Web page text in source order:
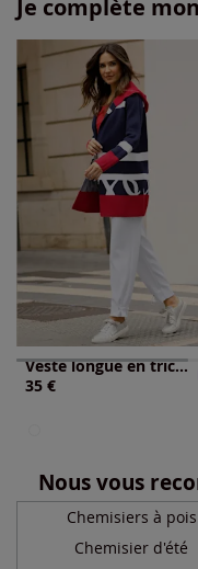
Je complète
Veste longue en tricot forme ouverte et longue tendance
35 €
Nous vous
Chemisiers à pois
Chemisier d'été